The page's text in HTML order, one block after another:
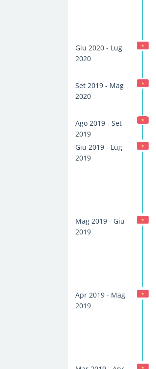
Giu 2020 - Lug
2020
Set 2019 - Mag
2020
Ago 2019 - Set
2019
Giu 2019 - Lug
2019
Mag 2019 - Giu
2019
Apr 2019 - Mag
2019